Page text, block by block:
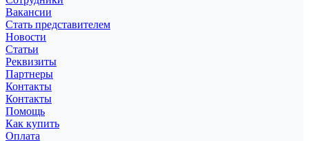
Вакансии
Стать представителем
Новости
Статьи
Реквизиты
Партнеры
Контакты
Контакты
Помощь
Как купить
Оплата